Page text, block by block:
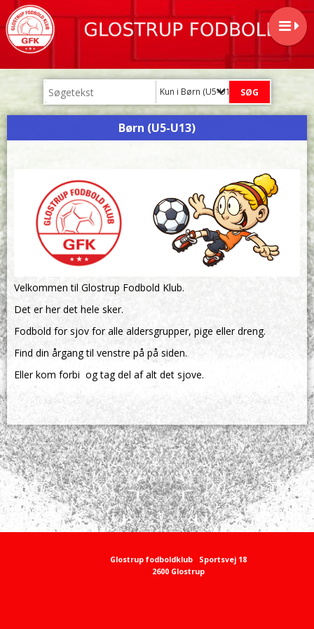
Kun i Børn (U5-U13)
Børn (U5-U13)
Velkommen til Glostrup Fodbold Klub.
Det er her det hele sker.
Fodbold for sjov for alle aldersgrupper, pige eller dreng.
Find din årgang til venstre på på siden.
Eller kom forbi og tag del af alt det sjove.
Glostrup fodboldklub
Sportsvej 18
2600 Glostrup